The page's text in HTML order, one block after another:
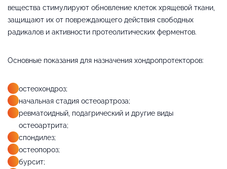
вещества стимулируют обновление клеток хрящевой ткани,
защищают их от повреждающего действия свободных
радикалов и активности протеолитических ферментов.
Основные показания для назначения хондропротекторов:
остеохондроз;
начальная стадия остеоартроза;
ревматоидный, подагрический и другие виды
остеоартрита;
спондилез;
остеопороз;
бурсит;